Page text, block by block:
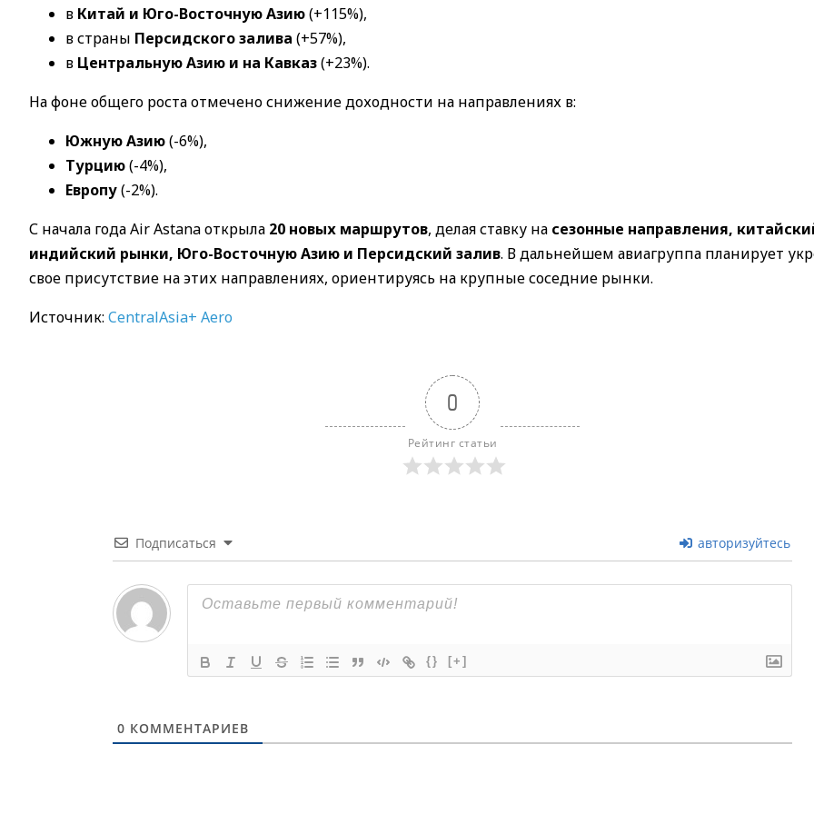
в Китай и Юго-Восточную Азию(+115%),
в страны Персидского залива (+57%),
в Центральную Азию и на Кавказ(+23%).
На фоне общего роста отмечено снижение доходности на направлениях в:
Южную Азию(-6%),
Турцию(-4%),
Европу(-2%).
С начала года Air Astana открыла 20 новых маршрутов, делая ставку на сезонные направления,
индийский рынки, Юго-Восточную Азию и Персидский залив. В дальнейшем авиагруппа планирует
свое присутствие на этих направлениях, ориентируясь на крупные соседние рынки.
Источник: CentralAsia+ Aero
0
Рейтинг статьи
Подписаться авторизуйтесь
{} [+]
0 КОММЕНТАРИЕВ